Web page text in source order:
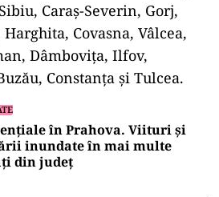
Caraș-Severin, Gorj,
Covasna, Vâlcea,
Dâmbovița, Ilfov,
Constanța și Tulcea.
în Prahova. Viituri și
inundate în mai multe
din județ